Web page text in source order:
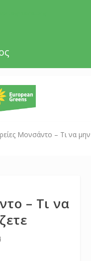
Μονσάντο – Τι να μην
– Τι να